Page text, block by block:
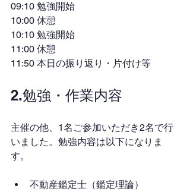
09:10 勉強開始
10:00 休憩
10:10 勉強開始
11:00 休憩
11:50 本日の振り返り・片付け等
2.勉強・作業内容
主催の他、1名ご参加いただき2名で行
いました。勉強内容は以下になりま
す。
不動産鑑定士（鑑定理論）